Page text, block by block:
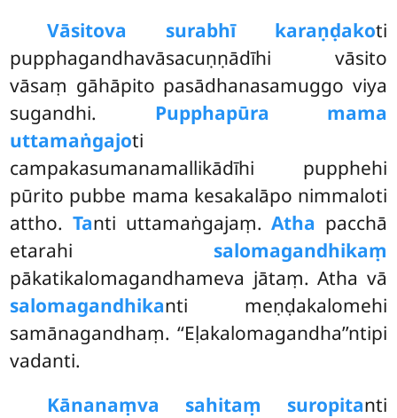
Vāsitova surabhī karaṇḍakoti
pupphagandhavāsacuṇṇādīhi vāsito
vāsaṃ gāhāpito pasādhanasamuggo viya
sugandhi. Pupphapūra mama
uttamaṅgajoti
campakasumanamallikādīhi pupphehi
pūrito pubbe mama kesakalāpo nimmaloti
attho. Tanti uttamaṅgajaṃ.Atha pacchā
etarahi salomagandhikaṃ
pākatikalomagandhameva jātaṃ. Atha vā
salomagandhikanti meṇḍakalomehi
samānagandhaṃ. ‘‘Eḷakalomagandha’’ntipi
vadanti.
Kānanaṃva sahitaṃ suropitanti